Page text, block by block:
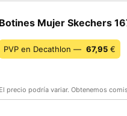
Botines Mujer Skechers
PVP en Decathlon — 67,95 €
El precio podría variar. Obtenemos